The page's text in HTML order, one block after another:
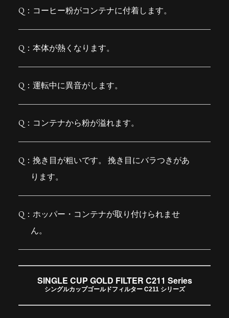
コーヒー粉がコンテナに付着します。
本体が熱くなります。
運転中に異音がします。
コンテナから粉が溢れます。
挽き目が粗いです。 挽き目にバラつきがあ
ります。
ホッパー・コンテナが取り付けられませ
ん。
SINGLE CUP GOLD FILTER C211 Series
シングルカップゴールドフィルター C211 シリーズ